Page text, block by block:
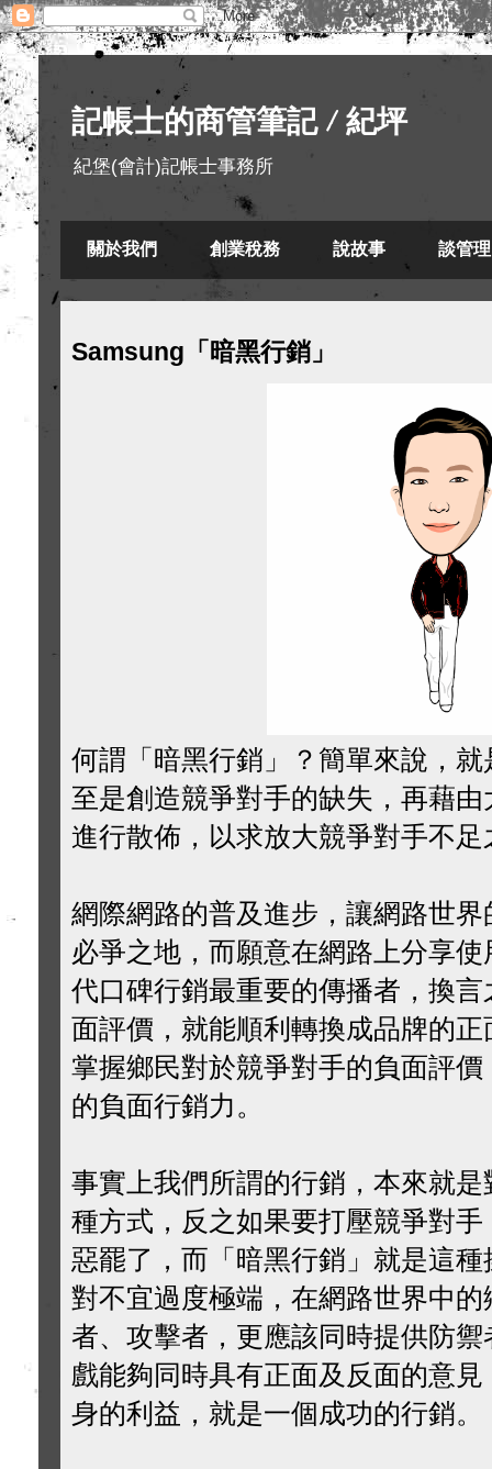
記帳士的商管筆記 / 紀坪
紀堡(會計)記帳士事務所
關於我們 創業稅務 說故事 談管理
Samsung「暗黑行銷」
何謂「暗黑行銷」？簡單來說，
至是創造競爭對手的缺失，再藉
進行散佈，以求放大競爭對手不
網際網路的普及進步，讓網路世
必爭之地，而願意在網路上分享
代口碑行銷最重要的傳播者，換
面評價，就能順利轉換成品牌的
掌握鄉民對於競爭對手的負面評
的負面行銷力。
事實上我們所謂的行銷，本來就
種方式，反之如果要打壓競爭對
惡罷了，而「暗黑行銷」就是這
對不宜過度極端，在網路世界中
者、攻擊者，更應該同時提供防
戲能夠同時具有正面及反面的意
身的利益，就是一個成功的行銷。